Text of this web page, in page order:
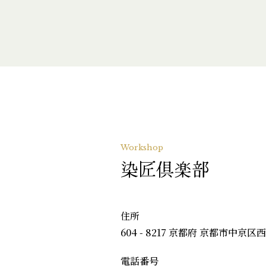
Workshop
染匠倶楽部
住所
604 - 8217 京都府 京都市中京区
電話番号